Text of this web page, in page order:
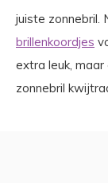
juiste zonnebril.
brillenkoordjes
extra leuk,
zonnebril